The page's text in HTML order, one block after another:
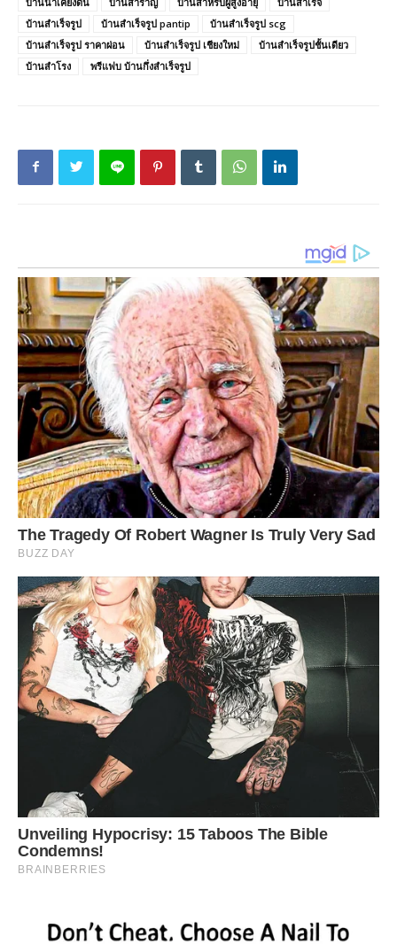
บ้านสําเร็จรูป
บ้านสําเร็จรูป pantip
บ้านสําเร็จรูป scg
บ้านสําเร็จรูป ราคาผ่อน
บ้านสําเร็จรูป เชียงใหม่
บ้านสําเร็จรูปชั้นเดียว
บ้านสําโรง
พรีแฟบ บ้านกึ่งสําเร็จรูป